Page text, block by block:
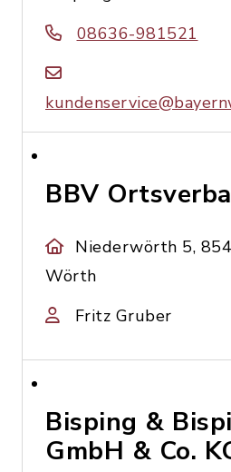
08636-981521
BBV
Niederwörth 5,
Wörth
Fritz Gruber
Bisping &
GmbH & Co.